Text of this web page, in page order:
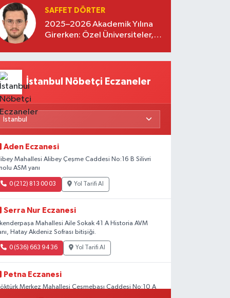
SAFFET DÖRTER
2025–2026 Akademik Yılına
Girerken: Özel Üniversiteler,
İstanbul Nöbetçi Eczaneler
Aden Eczanesi
Mahallesi Alibey Çeşme Caddesi No:16 B Silivri
ASM yanı
0 (212) 813 00 03 Yol Tarifi Al
Serra Nur Eczanesi
Mahallesi Aile Sokak 41 A Historia AVM
Hatay Akdeniz Sofrası bitişiği.
0 (536) 663 94 36 Yol Tarifi Al
Petna Eczanesi
Merkez Mahallesi Çeşmebaşı Caddesi No:10 A